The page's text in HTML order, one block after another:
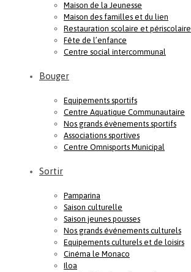
Maison de la Jeunesse
Maison des familles et du lien
Restauration scolaire et périscolaire
Fête de l’enfance
Centre social intercommunal
Bouger
Equipements sportifs
Centre Aquatique Communautaire
Nos grands évènements sportifs
Associations sportives
Centre Omnisports Municipal
Sortir
Pamparina
Saison culturelle
Saison jeunes pousses
Nos grands événements culturels
Equipements culturels et de loisirs
Cinéma le Monaco
Iloa